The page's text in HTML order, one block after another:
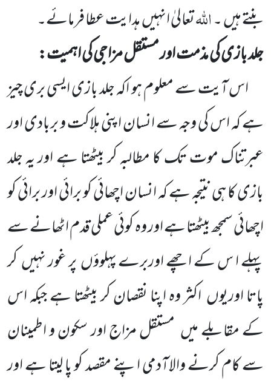
بنتے ہیں۔اللہتعالیٰ انہیںہدایت عطا فرمائے۔
جلد بازی کی مذمت اور مستقل مزاجی کی اہمیت:
اس آیت سے معلوم ہو اکہ جلد بازی ایسی بری چیز
ہے کہ اس کی وجہ سے انسان اپنی ہلاکت و بربادی اور
عبرتناک موت تک کا مطالبہ کر بیٹھتا ہے اور یہ جلد
بازی کا ہی نتیجہ ہے کہ انسان اچھائی کو برائی اور برائی کو
اچھائی سمجھ بیٹھتا ہے اور وہ کوئی عملی قدم اٹھانے سے
پہلے ا س کے اچھے اوربرے پہلوؤںپر غور نہیںکر
پاتا اوریوںاکثر وہ اپنا نقصان کر بیٹھتا ہے جبکہ اس
کے مقابلے میں مستقل مزاج اور سکون و اطمینان
سے کام کرنے والاآدمی اپنے مقصد کو پا لیتا ہے اور